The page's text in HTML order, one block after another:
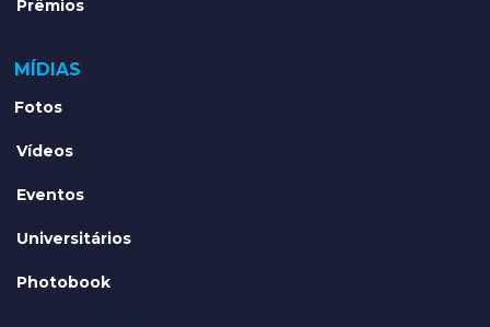
Prêmios
MÍDIAS
Fotos
Vídeos
Eventos
Universitários
Photobook